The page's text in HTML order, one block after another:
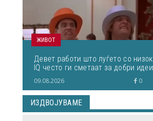
ЖИВОТ
Девет работи што луѓето со низок
IQ често ги сметаат за добри идеи
09.08.2026 0
ИЗДВОЈУВАМЕ